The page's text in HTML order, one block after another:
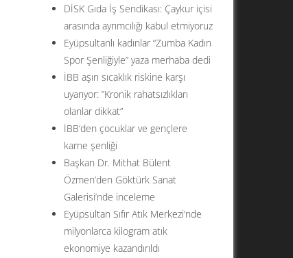
DİSK Gıda İş Sendikası: Çaykur içisi
arasında ayrımcılığı kabul etmiyoruz
Eyüpsultanlı kadınlar “Zumba Kadın
Spor Şenliğiyle” yaza merhaba dedi
İBB aşırı sıcaklık riskine karşı
uyarıyor: ”Kronik rahatsızlıkları
olanlar dikkat”
İBB’den çocuklar ve gençlere
karne şenliği
Başkan Dr. Mithat Bülent
Özmen’den Göktürk Sanat
Galerisi’nde inceleme
Eyüpsultan Sıfır Atık Merkezi’nde
milyonlarca kilogram atık
ekonomiye kazandırıldı